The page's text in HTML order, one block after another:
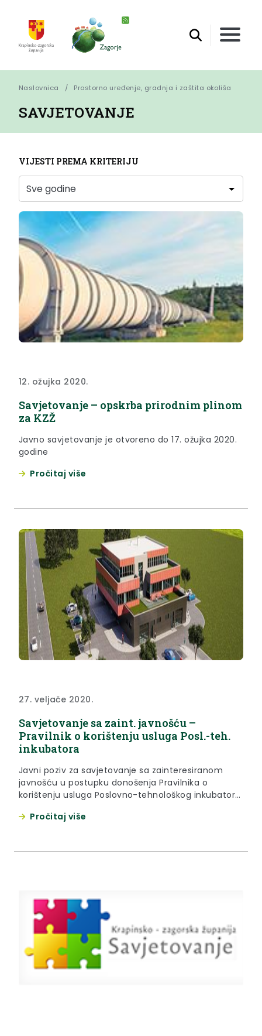
Naslovnica Prostorno uređenje, gradnja i zaštita okoliša
SAVJETOVANJE
VIJESTI PREMA KRITERIJU
12. ožujka 2020.
Savjetovanje – opskrba prirodnim plinom
za KZŽ
Javno savjetovanje je otvoreno do 17. ožujka 2020.
godine
Pročitaj više
27. veljače 2020.
Savjetovanje sa zaint. javnošću –
Pravilnik o korištenju usluga Posl.-teh.
inkubatora
Javni poziv za savjetovanje sa zainteresiranom
javnošću u postupku donošenja Pravilnika o
korištenju usluga Poslovno-tehnološkog inkubatora
Pročitaj više